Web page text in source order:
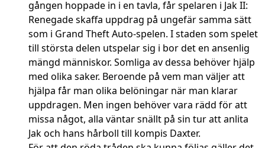
gången hoppade in i en tavla, får spelaren i Jak II:
Renegade skaffa uppdrag på ungefär samma sätt
som i Grand Theft Auto-spelen. I staden som spelet
till största delen utspelar sig i bor det en ansenlig
mängd människor. Somliga av dessa behöver hjälp
med olika saker. Beroende på vem man väljer att
hjälpa får man olika belöningar när man klarar
uppdragen. Men ingen behöver vara rädd för att
missa något, alla väntar snällt på sin tur att anlita
Jak och hans hårboll till kompis Daxter.